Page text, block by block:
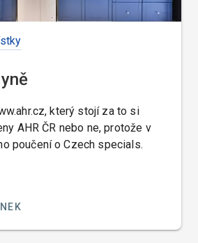
který stojí za to si
AHR ČR nebo ne, protože v
poučení o Czech specials.